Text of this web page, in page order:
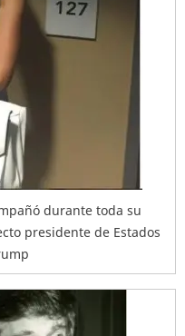
durante toda su
presidente de Estados